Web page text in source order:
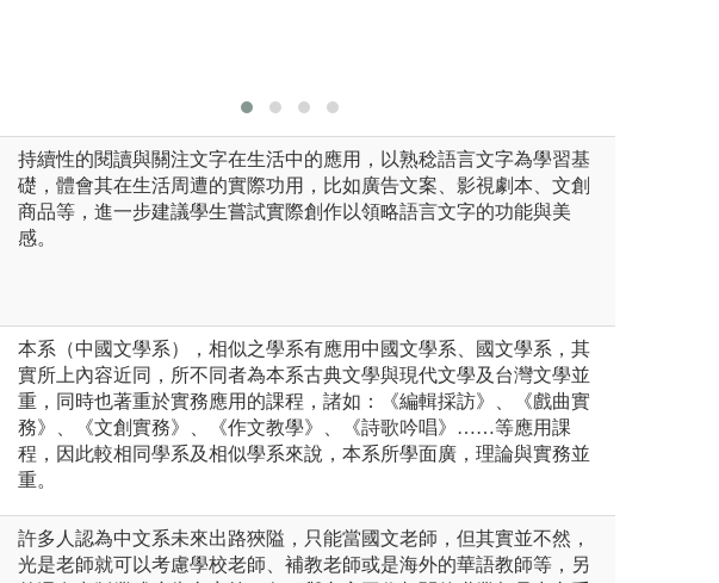
持續性的閱讀與關注文字在生活中的應用，以熟稔語言文字為學習基
礎，體會其在生活周遭的實際功用，比如廣告文案、影視劇本、文創
商品等，進一步建議學生嘗試實際創作以領略語言文字的功能與美
感。
本系（中國文學系），相似之學系有應用中國文學系、國文學系，其
實所上內容近同，所不同者為本系古典文學與現代文學及台灣文學並
重，同時也著重於實務應用的課程，諸如：《編輯採訪》、《戲曲實
務》、《文創實務》、《作文教學》、《詩歌吟唱》……等應用課
程，因此較相同學系及相似學系來說，本系所學面廣，理論與實務並
重。
許多人認為中文系未來出路狹隘，只能當國文老師，但其實並不然，
光是老師就可以考慮學校老師、補教老師或是海外的華語教師等，另